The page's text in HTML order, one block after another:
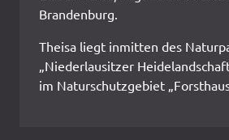
Brandenburg.
Theisa liegt inmitten des
„Niederlausitzer
im Naturschutzgebiet „Forsthaus